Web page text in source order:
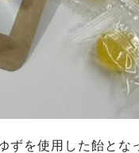
を使用した飴とな